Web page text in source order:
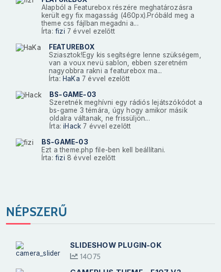
Alapból a Featurebox részére meghatározásra
került egy fix magasság (460px).Próbáld meg a
theme css fájlban megadni a...
Írta:fizi 7 évvel ezelőtt
FEATUREBOX
Sziasztok!Egy kis segítségre lenne szükségem,
van a voux nevü sablon, ebben szeretném
nagyobbra rakni a featurebox ma...
Írta: HaKa 7 évvel ezelőtt
BS-GAME-03
Szeretnék meghívni egy rádiós lejátszókódot a
bs-game 3 témára, úgy hogy amikor másik
oldalra váltanak, ne frissüljön...
Írta:iHack 7 évvel ezelőtt
BS-GAME-03
Ezt a theme.php file-ben kell beállítani.
Írta:fizi 8 évvel ezelőtt
NÉPSZERŰ
SLIDESHOW PLUGIN-OK
14075